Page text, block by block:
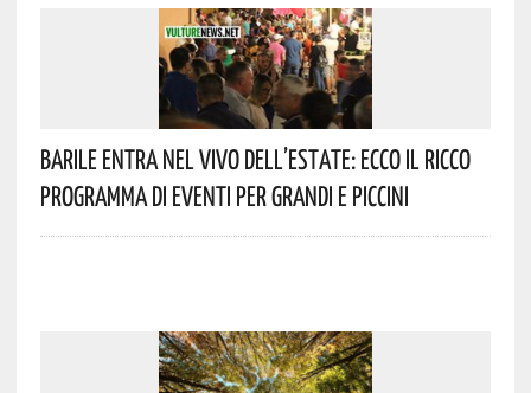
Barile Entra Nel Vivo Dell’estate: Ecco Il Ricco
Programma Di Eventi Per Grandi E Piccini